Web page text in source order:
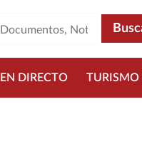
EN DIRECTO TURISMO